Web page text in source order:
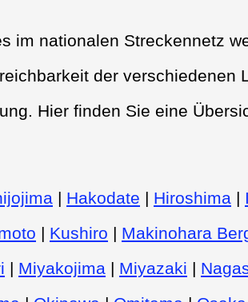
im nationalen Streckennetz
der verschiedenen
Hier finden Sie eine
| Hakodate | Hiroshima |
| Kushiro | Makinohara
| Miyakojima | Miyazaki |